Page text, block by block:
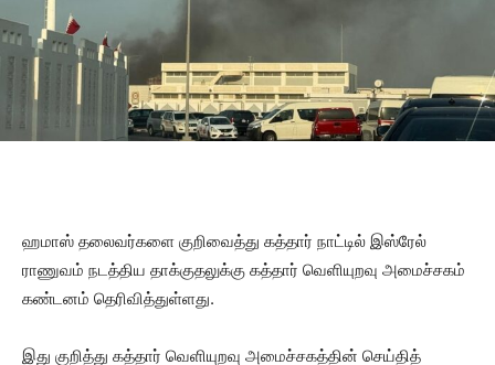
ஹமாஸ் தலைவர்களை குறிவைத்து கத்தார் நாட்டில் இஸ்ரேல்
ராணுவம் நடத்திய தாக்குதலுக்கு கத்தார் வெளியுறவு அமைச்சகம்
கண்டனம் தெரிவித்துள்ளது.
இது குறித்து கத்தார் வெளியுறவு அமைச்சகத்தின் செய்தித்